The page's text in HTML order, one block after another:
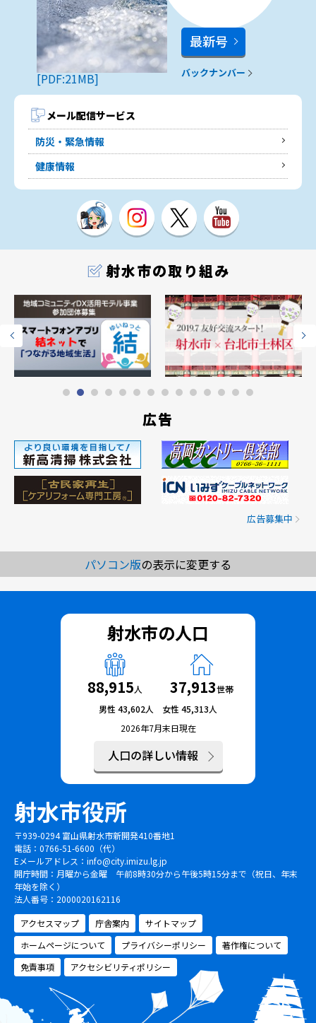
[PDF:21MB]
最新号
バックナンバー
メール配信サービス
防災・緊急情報
健康情報
射水市の取り組み
広告
広告募集中
パソコン版の表示に変更する
射水市役所
〒939-0294 富山県射水市新開発410番地1
電話：0766-51-6600（代）
Eメールアドレス： info@city.imizu.lg.jp
開庁時間：月曜から金曜 午前8時30分から午後5時15分まで（祝日、年末
年始を除く）
法人番号：2000020162116
アクセスマップ
庁舎案内
サイトマップ
ホームページについて
プライバシーポリシー
著作権について
免責事項
アクセシビリティポリシー
射水市の人口
88,915人 37,913世帯
男性 43,602人 女性 45,313人
2026年7月末日現在
人口の詳しい情報